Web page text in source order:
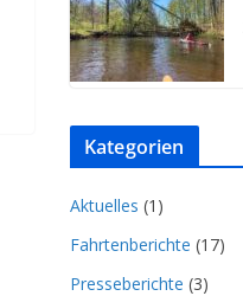
Kategorien
Aktuelles (1)
Fahrtenberichte (17)
Presseberichte (3)